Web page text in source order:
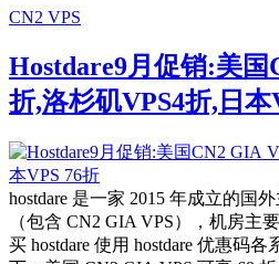
CN2 VPS
Hostdare9月促销:美国
折,洛杉矶VPS4折,日本
hostdare 是一家 2015 年成立的国
（包含 CN2 GIA VPS），机房主
买 hostdare 使用 hostdare 优惠码